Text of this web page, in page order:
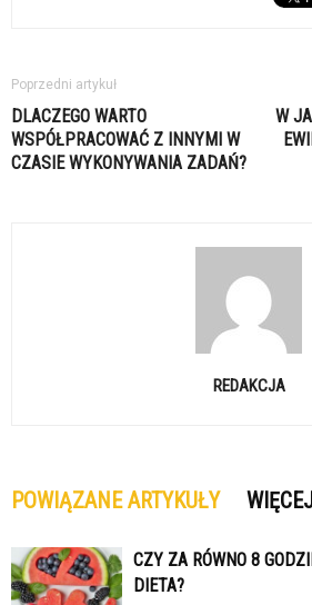
Poprzedni artykuł
DLACZEGO WARTO
WSPÓŁPRACOWAĆ Z INNYMI W
CZASIE WYKONYWANIA ZADAŃ?
W
REDAKCJA
POWIĄZANE ARTYKUŁY
CZY ZA RÓWNO 8
DIETA?